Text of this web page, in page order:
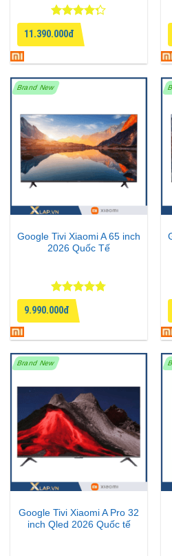
Được xếp
hạng
4.25
5 sao
11.390.000đ
Brand New
Google Tivi Xiaomi A 65 inch
2026 Quốc Tế
Được xếp
hạng4.75
5 sao
9.990.000đ
Brand New
Google Tivi Xiaomi A Pro 32
inch Qled 2026 Quốc tế